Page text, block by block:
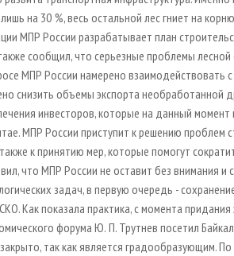
на 30 %, весь остальной лес гниет на
МПР России разрабатывает план
сообщил, что серьезные проблемы
МПР России намерено
снизить объемы экспорта необработанной
инвесторов, которые на данный
МПР России приступит к решению проблем
к принятию мер, которые помогут
что МПР России не оставит без внимания и
задач, в первую очередь -
Как показала практика, с момента придания
форума Ю. П. Трутнев посетил
так как является градообразующим.